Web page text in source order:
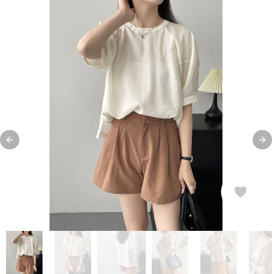
Previous slide